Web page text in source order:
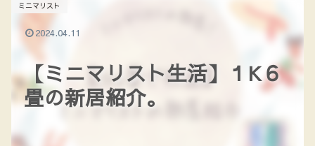
【ミニマリスト生活】１K６
畳の新居紹介。
ミニマリスト
2024.04.11